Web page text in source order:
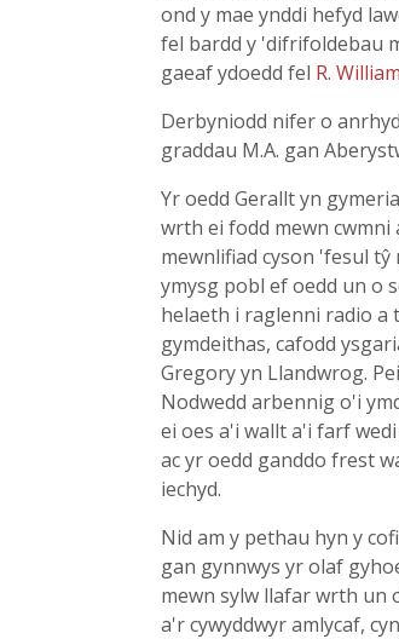
ond y mae ynddi hefyd
fel bardd y 'difrifoldebau
gaeaf ydoedd fel R.
Derbyniodd nifer o
graddau M.A. gan
Yr oedd Gerallt yn
wrth ei fodd mewn cwmni
mewnlifiad cyson 'fesul
ymysg pobl ef oedd un o
helaeth i raglenni radio a
gymdeithas, cafodd
Gregory yn Llandwrog.
Nodwedd arbennig o'i
ei oes a'i wallt a'i farf
ac yr oedd ganddo frest
iechyd.
Nid am y pethau hyn y
gan gynnwys yr olaf
mewn sylw llafar wrth un
a'r cywyddwyr amlycaf,